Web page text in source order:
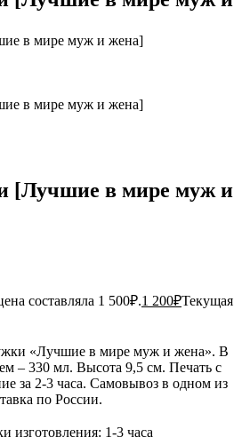
[Лучшие в мире муж и
составляла 1 500₽.1 200₽Текущая
«Лучшие в мире муж и жена». В
– 330 мл. Высота 9,5 см. Печать с
за 2-3 часа. Самовывоз в одном из
по России.
изготовления: 1-3 часа